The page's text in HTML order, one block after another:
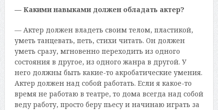
— Какими навыками должен обладать актер?
— Актер должен владеть своим телом, пластикой,
уметь танцевать, петь, стихи читать. Он должен
уметь сразу, мгновенно переходить из одного
состояния в другое, из одного жанра в другой. У
него должны быть какие-то акробатические умения.
Актер должен над собой работать. Если я какое-то
время не работаю в театре, то дома всегда над собой
веду работу, просто беру пьесу и начинаю играть за